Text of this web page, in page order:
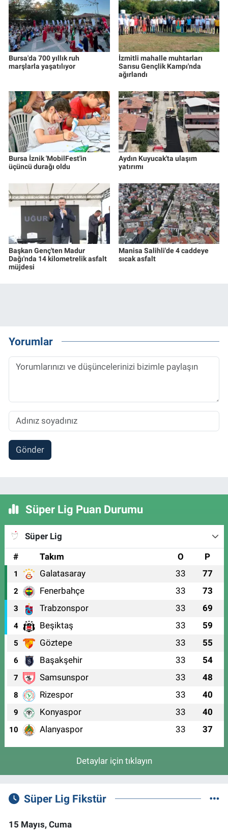
Bursa'da 700 yıllık ruh
marşlarla yaşatılıyor
İzmitli mahalle muhtarları
Sarısu Gençlik Kampı'nda
ağırlandı
Bursa İznik 'MobilFest'in
üçüncü durağı oldu
Aydın Kuyucak'ta ulaşım
yatırımı
Başkan Genç'ten Madur
Dağı'nda 14 kilometrelik asfalt
müjdesi
Manisa Salihli'de 4 caddeye
sıcak asfalt
Yorumlar
Gönder
Süper Lig Puan Durumu
Süper Lig
#
Takım O P
1 Galatasaray 33 77
2 Fenerbahçe 33 73
3 Trabzonspor 33 69
4 Beşiktaş 33 59
5 Göztepe 33 55
6 Başakşehir 33 54
7 Samsunspor 33 48
8 Rizespor 33 40
9 Konyaspor 33 40
10 Alanyaspor 33 37
Detaylar için tıklayın
Süper Lig Fikstür
15 Mayıs, Cuma